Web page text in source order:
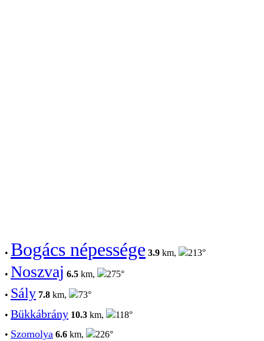
• Bogács népessége 3.9 km, 213°
• Noszvaj 6.5 km, 275°
• Sály 7.8 km,
73°
• Bükkábrány 10.3 km,
118°
• Szomolya 6.6 km,
226°